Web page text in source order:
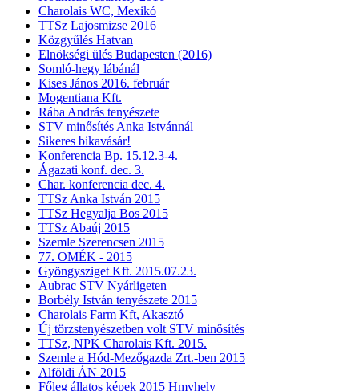
Charolais WC, Mexikó
TTSz Lajosmizse 2016
Közgyűlés Hatvan
Elnökségi ülés Budapesten (2016)
Somló-hegy lábánál
Kises János 2016. február
Mogentiana Kft.
Rába András tenyészete
STV minősítés Anka Istvánnál
Sikeres bikavásár!
Konferencia Bp. 15.12.3-4.
Ágazati konf. dec. 3.
Char. konferencia dec. 4.
TTSz Anka István 2015
TTSz Hegyalja Bos 2015
TTSz Abaúj 2015
Szemle Szerencsen 2015
77. OMÉK - 2015
Gyöngysziget Kft. 2015.07.23.
Aubrac STV Nyárligeten
Borbély István tenyészete 2015
Charolais Farm Kft, Akasztó
Új törzstenyészetben volt STV minősítés
TTSz, NPK Charolais Kft. 2015.
Szemle a Hód-Mezőgazda Zrt.-ben 2015
Alföldi ÁN 2015
Főleg állatos képek 2015 Hmvhely